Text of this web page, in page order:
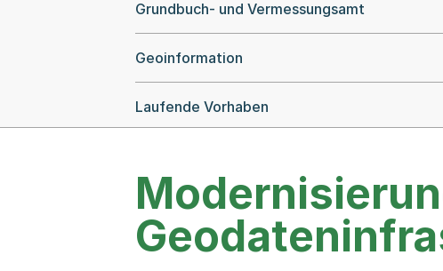
Grundbuch- und Vermessungsamt
Geoinformation
Laufende Vorhaben